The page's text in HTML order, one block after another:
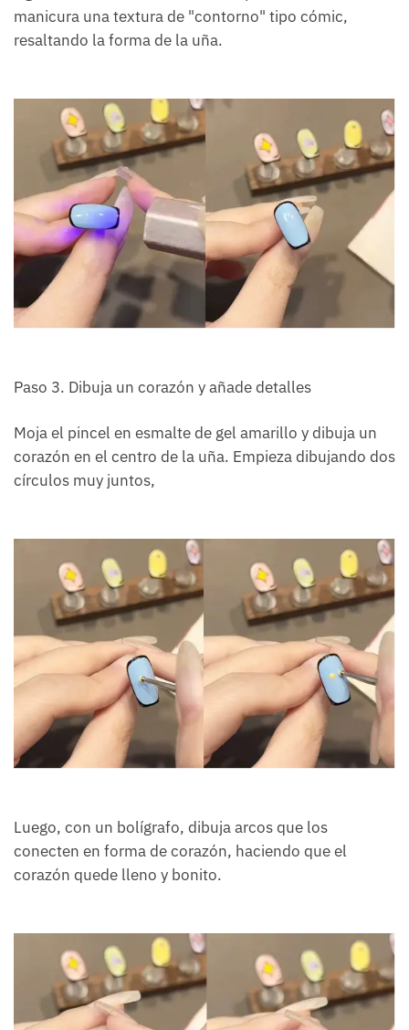
manicura una textura de "contorno" tipo cómic,
resaltando la forma de la uña.
Paso 3. Dibuja un corazón y añade detalles
Moja el pincel en esmalte de gel amarillo y dibuja un
corazón en el centro de la uña. Empieza dibujando dos
círculos muy juntos,
Luego, con un bolígrafo, dibuja arcos que los
conecten en forma de corazón, haciendo que el
corazón quede lleno y bonito.